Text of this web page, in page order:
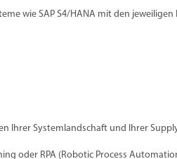
wie SAP S4/HANA mit den jeweiligen
Ihrer Systemlandschaft und Ihrer
oder RPA (Robotic Process